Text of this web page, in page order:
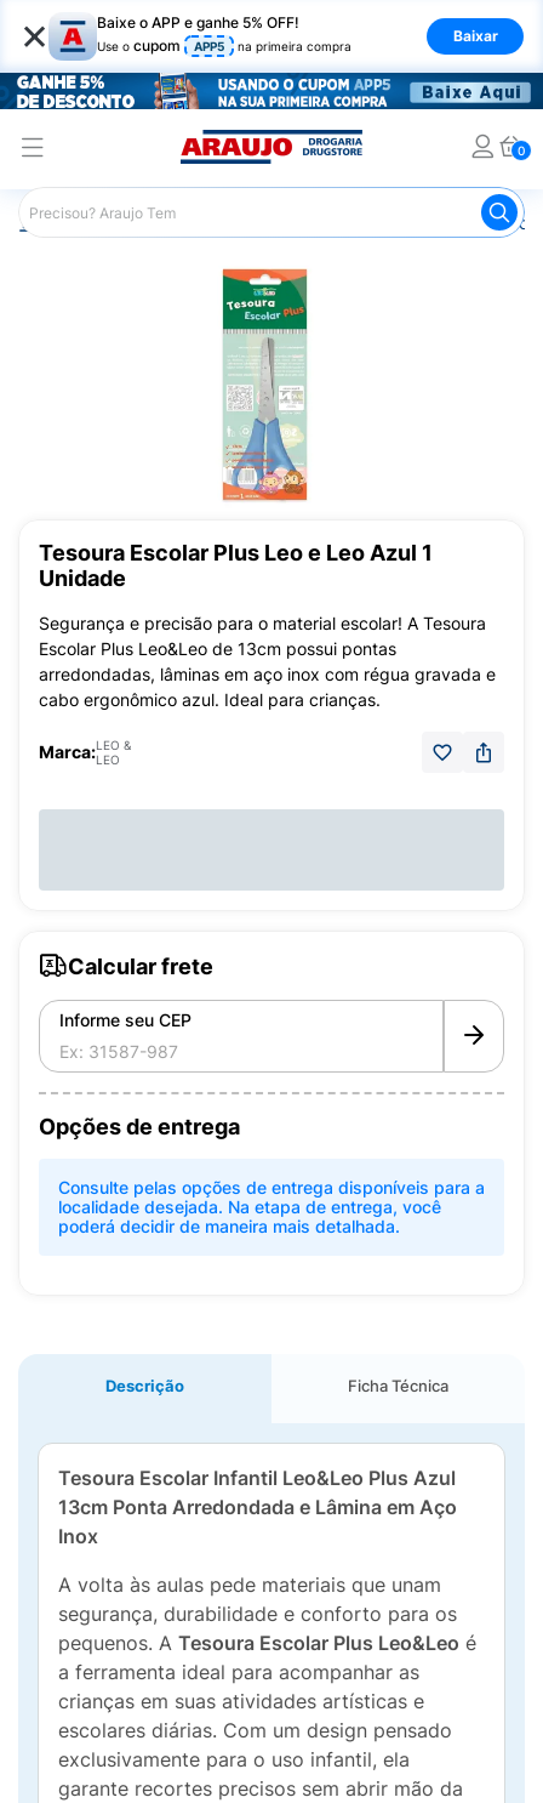
× Baixe o APP e ganhe 5% OFF!
Use o cupom APP5 na primeira compra
Baixar
0
Araujo Mercado Tesoura
Tesoura Escolar Plus Leo e Leo Azul 1
Unidade
Segurança e precisão para o material escolar! A Tesoura
Escolar Plus Leo&Leo de 13cm possui pontas
arredondadas, lâminas em aço inox com régua gravada e
cabo ergonômico azul. Ideal para crianças.
Marca:LEO &
LEO
Calcular frete
Informe seu CEP
Opções de entrega
Consulte pelas opções de entrega disponíveis para a
localidade desejada. Na etapa de entrega, você
poderá decidir de maneira mais detalhada.
Descrição Ficha Técnica
Tesoura Escolar Infantil Leo&Leo Plus Azul
13cm Ponta Arredondada e Lâmina em Aço
Inox
A volta às aulas pede materiais que unam
segurança, durabilidade e conforto para os
pequenos. A Tesoura Escolar Plus Leo&Leo é
a ferramenta ideal para acompanhar as
crianças em suas atividades artísticas e
escolares diárias. Com um design pensado
exclusivamente para o uso infantil, ela
garante recortes precisos sem abrir mão da